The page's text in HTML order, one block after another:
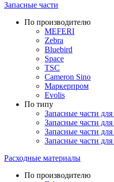
Запасные части
По производителю
MEFERI
Zebra
Bluebird
Space
TSC
Cameron Sino
Маркерпром
Evolis
По типу
Запасные части
Запасные части
Запасные части для
Запасные части
Расходные материалы
По производителю